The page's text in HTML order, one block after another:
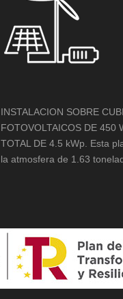
INSTALACION SOBRE
FOTOVOLTAICOS DE 450
TOTAL DE 4.5 kWp. Esta
la atmosfera de 1.63